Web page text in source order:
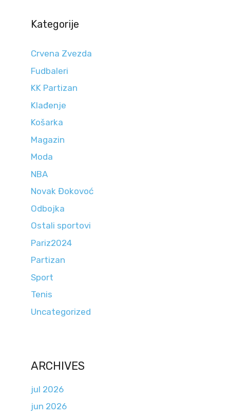
Kategorije
Crvena Zvezda
Fudbaleri
KK Partizan
Klađenje
Košarka
Magazin
Moda
NBA
Novak Đokovoć
Odbojka
Ostali sportovi
Pariz2024
Partizan
Sport
Tenis
Uncategorized
ARCHIVES
jul 2026
jun 2026